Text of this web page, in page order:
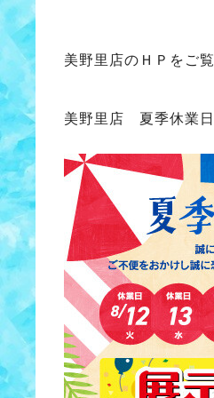
美野里店のＨＰをご
美野里店 夏季休業